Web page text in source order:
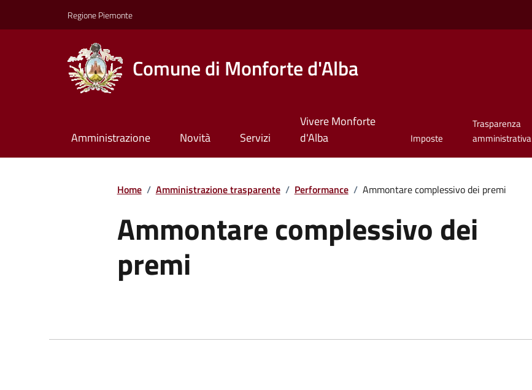
Regione Piemonte
Comune di Monforte d'Alba
Amministrazione Novità Servizi
Vivere Monforte
d'Alba
Imposte
Trasparenza
amministrativa
Home / Amministrazione trasparente / Performance / Ammontare complessivo dei premi
Ammontare complessivo dei
premi